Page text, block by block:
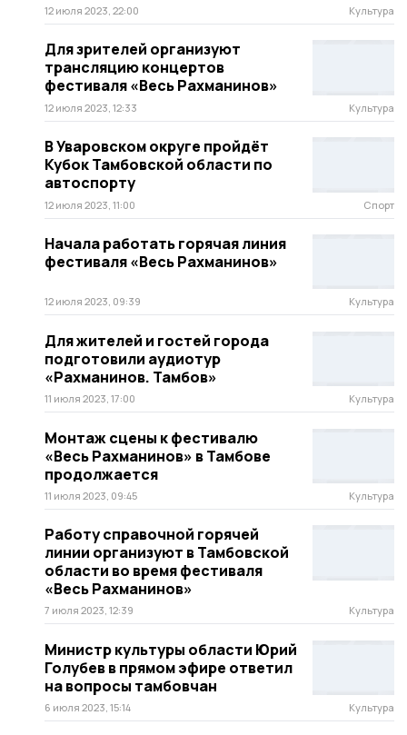
12 июля 2023, 22:00 Культура
Для зрителей организуют
трансляцию концертов
фестиваля «Весь Рахманинов»
12 июля 2023, 12:33 Культура
В Уваровском округе пройдёт
Кубок Тамбовской области по
автоспорту
12 июля 2023, 11:00 Спорт
Начала работать горячая линия
фестиваля «Весь Рахманинов»
12 июля 2023, 09:39 Культура
Для жителей и гостей города
подготовили аудиотур
«Рахманинов. Тамбов»
11 июля 2023, 17:00 Культура
Монтаж сцены к фестивалю
«Весь Рахманинов» в Тамбове
продолжается
11 июля 2023, 09:45 Культура
Работу справочной горячей
линии организуют в Тамбовской
области во время фестиваля
«Весь Рахманинов»
7 июля 2023, 12:39 Культура
Министр культуры области Юрий
Голубев в прямом эфире ответил
на вопросы тамбовчан
6 июля 2023, 15:14 Культура